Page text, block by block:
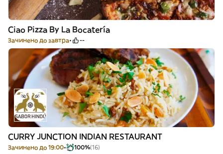
Ciao Pizza By La Bocatería
Зачинено до завтра --
CURRY JUNCTION INDIAN RESTAURANT
Зачинено до 19:00 100%(16)